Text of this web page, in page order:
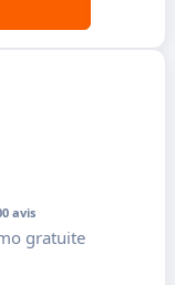
avis
gratuite